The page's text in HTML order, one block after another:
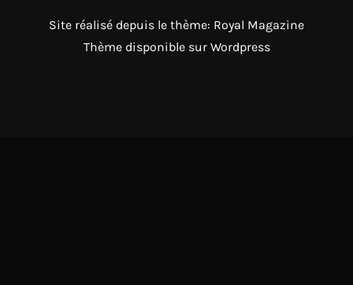
Site réalisé depuis le thème: Royal Magazine
Thème disponible sur Wordpress